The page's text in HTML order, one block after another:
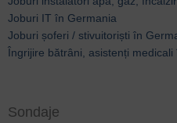
Joburi IT în Germania
Joburi șoferi / stivuitoriști în
Îngrijire bătrâni, asistenți medicali
Sondaje